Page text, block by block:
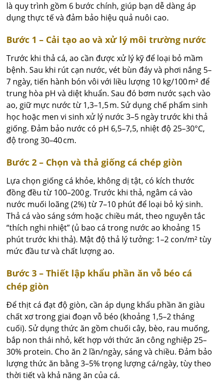
là quy trình gồm 6 bước chính, giúp bạn dễ dàng áp
dụng thực tế và đảm bảo hiệu quả nuôi cao.
Bước 1 – Cải tạo ao và xử lý môi trường nước
Trước khi thả cá, ao cần được xử lý kỹ để loại bỏ mầm
bệnh. Sau khi rút cạn nước, vét bùn đáy và phơi nắng 5–
7 ngày, tiến hành bón vôi với liều lượng 10 kg/100 m² để
trung hòa pH và diệt khuẩn. Sau đó bơm nước sạch vào
ao, giữ mực nước từ 1,3–1,5 m. Sử dụng chế phẩm sinh
học hoặc men vi sinh xử lý nước 3–5 ngày trước khi thả
giống. Đảm bảo nước có pH 6,5–7,5, nhiệt độ 25–30°C,
độ trong 30–40 cm.
Bước 2 – Chọn và thả giống cá chép giòn
Lựa chọn giống cá khỏe, không dị tật, có kích thước
đồng đều từ 100–200 g. Trước khi thả, ngâm cá vào
nước muối loãng (2%) từ 7–10 phút để loại bỏ ký sinh.
Thả cá vào sáng sớm hoặc chiều mát, theo nguyên tắc
“thích nghi nhiệt” (ủ bao cá trong nước ao khoảng 15
phút trước khi thả). Mật độ thả lý tưởng: 1–2 con/m² tùy
mức đầu tư và chất lượng ao.
Bước 3 – Thiết lập khẩu phần ăn vỗ béo cá
chép giòn
Để thịt cá đạt độ giòn, cần áp dụng khẩu phần ăn giàu
chất xơ trong giai đoạn vỗ béo (khoảng 1,5–2 tháng
cuối). Sử dụng thức ăn gồm chuối cây, bèo, rau muống,
bắp non thái nhỏ, kết hợp với thức ăn công nghiệp 25–
30% protein. Cho ăn 2 lần/ngày, sáng và chiều. Đảm bảo
lượng thức ăn bằng 3–5% trọng lượng cá/ngày, tùy theo
thời tiết và khả năng ăn của cá.